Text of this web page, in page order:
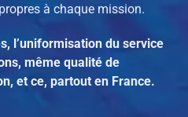
à chaque mission.
l’uniformisation du service
même qualité de
et ce, partout en France.